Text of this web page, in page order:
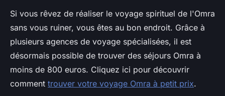
Si vous rêvez de réaliser le voyage spirituel de l'Omra
sans vous ruiner, vous êtes au bon endroit. Grâce à
plusieurs agences de voyage spécialisées, il est
désormais possible de trouver des séjours Omra à
moins de 800 euros. Cliquez ici pour découvrir
comment trouver votre voyage Omra à petit prix.